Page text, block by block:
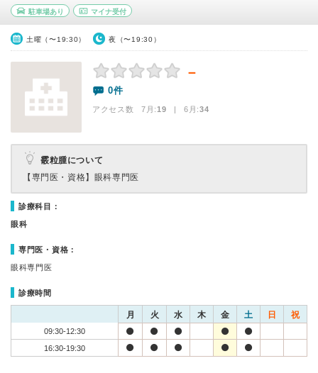
駐車場あり マイナ受付
土曜（〜19:30） 夜（〜19:30）
－
0件
アクセス数 7月:19 | 6月:34
霰粒腫について
【専門医・資格】 眼科専門医
診療科目：
眼科
専門医・資格：
眼科専門医
診療時間
月 火 水 木 金 土 日 祝
09:30-12:30
16:30-19:30